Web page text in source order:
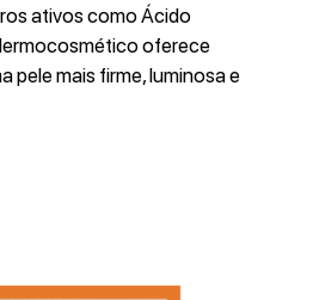
ativos como Ácido
oferece
pele mais firme, luminosa e